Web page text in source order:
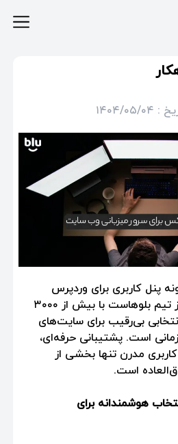
۱۴۰۴/۰۵/۰۴
پنل کاربری برای وردپرس
هستید، افزونه شاهکار از تیم بلوهاست با بیش از ۳۰۰۰
بی‌رقیب برای سایت‌های
است. پشتیبانی حرفه‌ای،
مدرن تنها بخشی از
است.
هوشمندانه برای